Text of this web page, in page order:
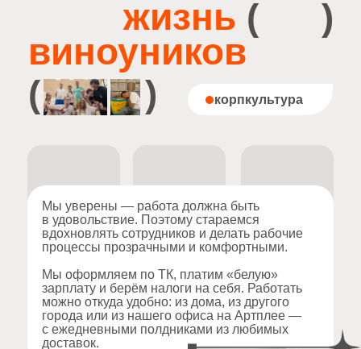
А ещё в Виноу есть квартальные премии,
компенсация обучения и насыщенная жизнь
вне рабочих задач: лекции, йога, спорт,
книжный клуб и ивенты в лофте. Всё
по заветам work-life balance!